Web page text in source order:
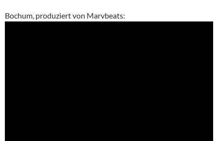
Bochum, produziert von Marvbeats: